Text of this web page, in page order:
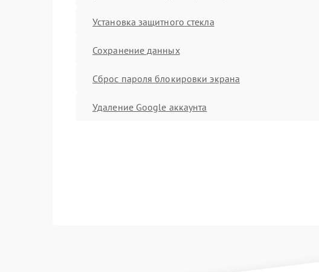
Установка защитного стекла
Сохранение данных
Сброс пароля блокировки экрана
Удаление Google аккаунта